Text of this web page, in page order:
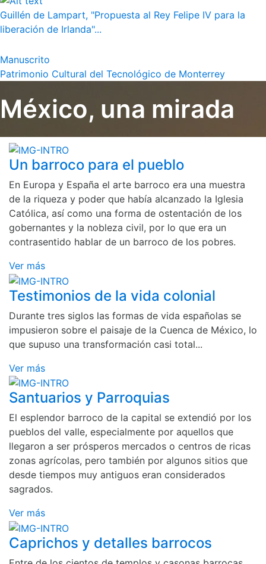
Guillén de Lampart, "Propuesta al Rey Felipe IV para la
liberación de Irlanda"...
Manuscrito
Patrimonio Cultural del Tecnológico de Monterrey
México, una mirada
Un barroco para el pueblo
En Europa y España el arte barroco era una muestra
de la riqueza y poder que había alcanzado la Iglesia
Católica, así como una forma de ostentación de los
gobernantes y la nobleza civil, por lo que era un
contrasentido hablar de un barroco de los pobres.
Ver más
Testimonios de la vida colonial
Durante tres siglos las formas de vida españolas se
impusieron sobre el paisaje de la Cuenca de México, lo
que supuso una transformación casi total...
Ver más
Santuarios y Parroquias
El esplendor barroco de la capital se extendió por los
pueblos del valle, especialmente por aquellos que
llegaron a ser prósperos mercados o centros de ricas
zonas agrícolas, pero también por algunos sitios que
desde tiempos muy antiguos eran considerados
sagrados.
Ver más
Caprichos y detalles barrocos